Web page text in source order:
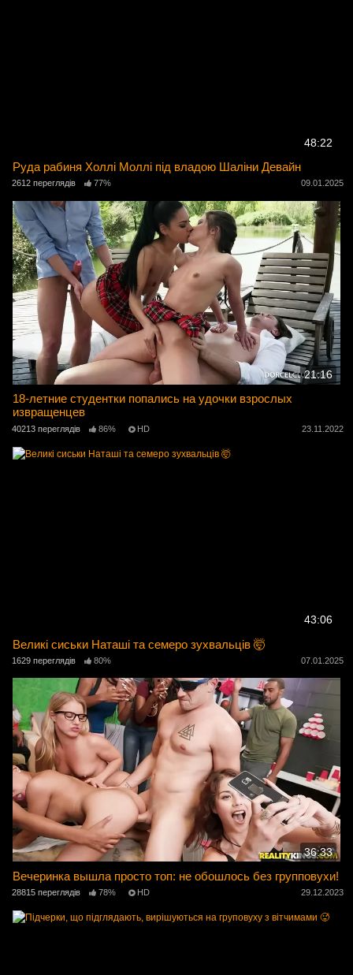
48:22
Руда рабиня Холлі Моллі під владою Шаліни Девайн
2612 переглядів 77% 09.01.2025
21:16
18-летние студентки попались на удочки взрослых
извращенцев
40213 переглядів 86% HD 23.11.2022
43:06
Великі сиськи Наташі та семеро зухвальців 🤯
1629 переглядів 80% 07.01.2025
36:33
Вечеринка вышла просто топ: не обошлось без групповухи!
28815 переглядів 78% HD 29.12.2023